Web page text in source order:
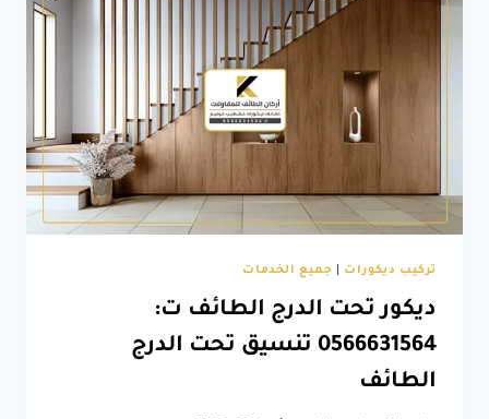
أحدث
ديكورات
نوم
الطائف
تركيب ديكورات جميع الخدمات
ديكور تحت الدرج الطائف ت:
0566631564 تنسيق تحت الدرج
الطائف